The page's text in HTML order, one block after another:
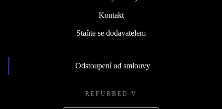
Kontakt
Staňte se dodavatelem
Odstoupení od smlouvy
REFURBED V